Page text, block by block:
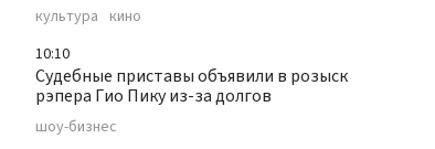
культура кино
10:10
Судебные приставы объявили в розыск
рэпера Гио Пику из-за долгов
шоу-бизнес